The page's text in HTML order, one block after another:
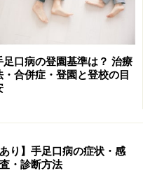
足口病の登園基準は？ 治療
・合併症・登園と登校の目
り】手足口病の症状・感
・診断方法